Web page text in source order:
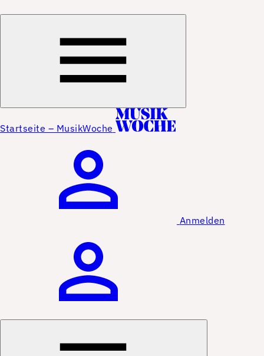
Startseite – MusikWoche
Anmelden